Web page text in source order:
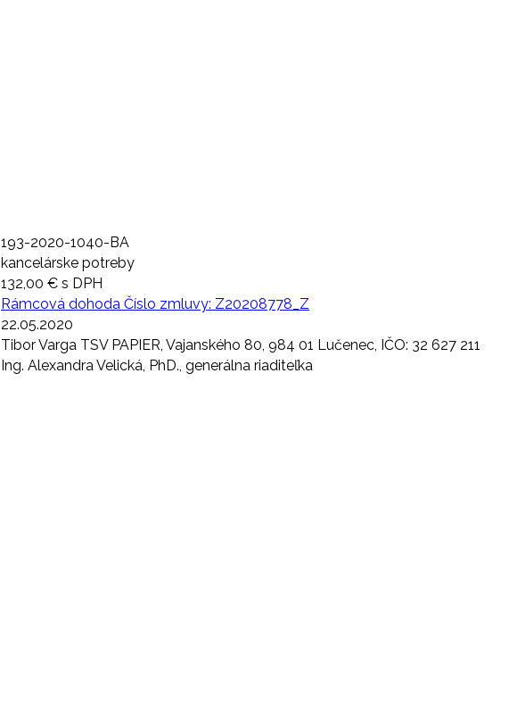
193-2020-1040-BA
kancelárske potreby
132,00 € s DPH
Rámcová dohoda Číslo zmluvy: Z20208778_Z
22.05.2020
Tibor Varga TSV PAPIER, Vajanského 80, 984 01 Lučenec, IČO: 32 627 211
Ing. Alexandra Velická, PhD., generálna riaditeľka